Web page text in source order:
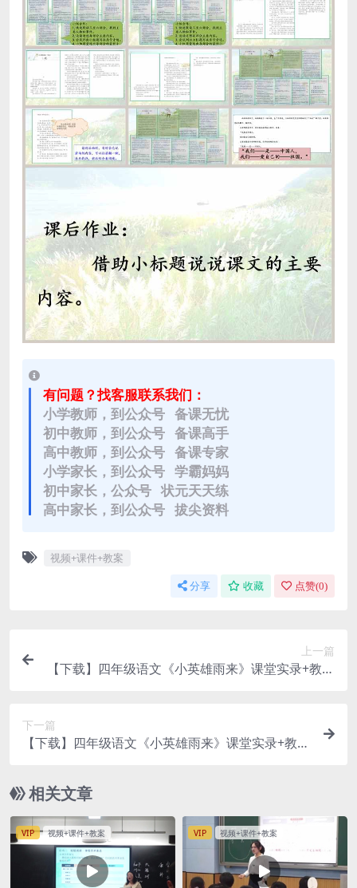
有问题？找客服联系我们：
小学教师，到公众号 备课无忧
初中教师，到公众号 备课高手
高中教师，到公众号 备课专家
小学家长，到公众号 学霸妈妈
初中家长，公众号 状元天天练
高中家长，到公众号 拔尖资料
视频+课件+教案
分享 收藏 点赞(0)
上一篇
【下载】四年级语文《小英雄雨来》课堂实录+教案
下一篇
【下载】四年级语文《小英雄雨来》课堂实录+教案
相关文章
VIP 视频+课件+教案 VIP 视频+课件+教案